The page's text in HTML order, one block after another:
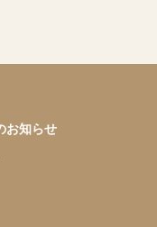
お知らせ